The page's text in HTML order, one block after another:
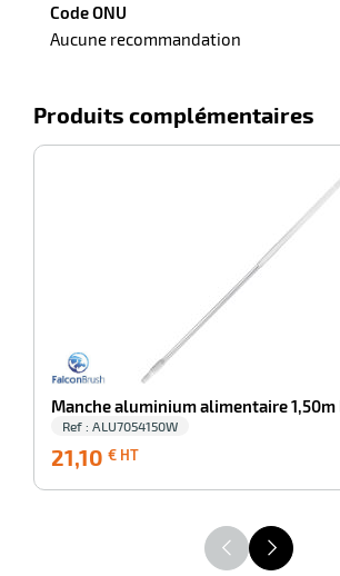
Code ONU
Aucune recommandation
Produits complémentaires
Manche aluminium alimentaire 1,50m
Ref : ALU7054150W
21,10 € HT
HT